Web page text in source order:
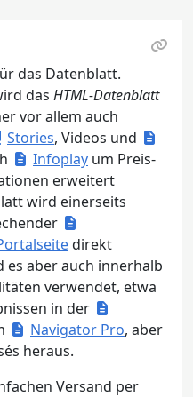
das Datenblatt.
das HTML-Datenblatt
vor allem auch
Stories, Videos und
Infoplay um Preis-
erweitert
wird einerseits
direkt
aber auch innerhalb
verwendet, etwa
in der
Navigator Pro, aber
heraus.
Versand per